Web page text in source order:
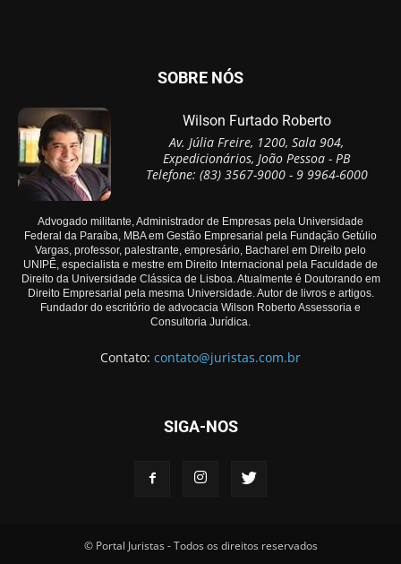
SOBRE NÓS
Wilson Furtado Roberto
Av. Júlia Freire, 1200, Sala 904,
Expedicionários, João Pessoa - PB
Telefone: (83) 3567-9000 - 9 9964-6000
Advogado militante, Administrador de Empresas pela Universidade
Federal da Paraíba, MBA em Gestão Empresarial pela Fundação Getúlio
Vargas, professor, palestrante, empresário, Bacharel em Direito pelo
UNIPÊ, especialista e mestre em Direito Internacional pela Faculdade de
Direito da Universidade Clássica de Lisboa. Atualmente é Doutorando em
Direito Empresarial pela mesma Universidade. Autor de livros e artigos.
Fundador do escritório de advocacia Wilson Roberto Assessoria e
Consultoria Jurídica.
Contato: contato@juristas.com.br
SIGA-NOS
© Portal Juristas - Todos os direitos reservados